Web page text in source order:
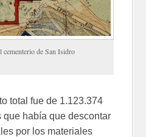
cementerio de San Isidro
total fue de 1.123.374
que había que descontar
por los materiales